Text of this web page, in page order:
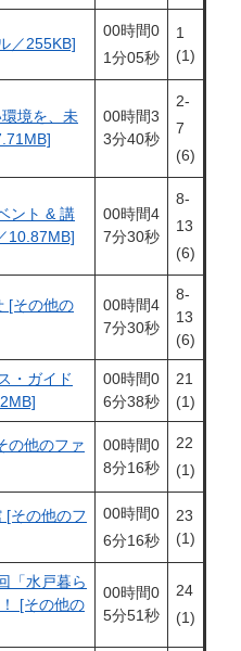
／255KB]
00時間0
1分05秒
1
(1)
境を、未
00時間3
3分40秒
2-
7
(6)
ント & 講
10.87MB]
00時間4
7分30秒
8-
13
(6)
[その他の
00時間4
7分30秒
8-
13
(6)
・ガイド
00時間0
6分38秒
21
(1)
の他のファ
00時間0
8分16秒
22
(1)
[その他のフ
00時間0
6分16秒
23
(1)
「水戸暮ら
[その他の
00時間0
5分51秒
24
(1)